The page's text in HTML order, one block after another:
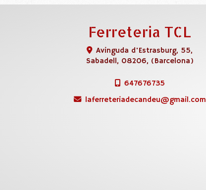
Ferreteria TCL
Avinguda d'Estrasburg, 55,
Sabadell, 08206, (Barcelona)
647676735
laferreteriadecandeu
gmail.com